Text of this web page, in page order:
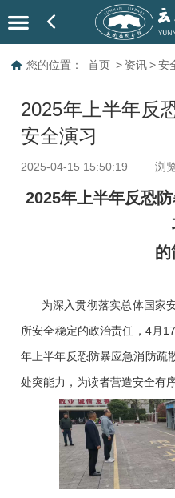
您的位置： 首页 > 资讯 > 安
2025年上半年反
安全演习
2025-04-15 15:50:19 浏
2025年上半年反恐
的
为深入贯彻落实总体国家
所安全稳定的政治责任，4月
年上半年反恐防暴应急消防疏
处突能力，为读者营造安全有